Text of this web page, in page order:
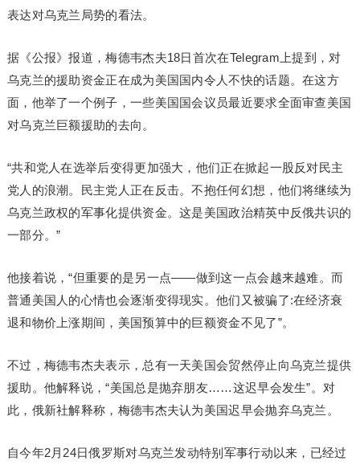
表达对乌克兰局势的看法。
据《公报》报道，梅德韦杰夫18日首次在Telegram上提到，对
乌克兰的援助资金正在成为美国国内令人不快的话题。在这方
面，他举了一个例子，一些美国国会议员最近要求全面审查美国
对乌克兰巨额援助的去向。
“共和党人在选举后变得更加强大，他们正在掀起一股反对民主
党人的浪潮。民主党人正在反击。不抱任何幻想，他们将继续为
乌克兰政权的军事化提供资金。这是美国政治精英中反俄共识的
一部分。”
他接着说，“但重要的是另一点——做到这一点会越来越难。而
普通美国人的心情也会逐渐变得现实。他们又被骗了:在经济衰
退和物价上涨期间，美国预算中的巨额资金不见了”。
不过，梅德韦杰夫表示，总有一天美国会贸然停止向乌克兰提供
援助。他解释说，“美国总是抛弃朋友……这迟早会发生”。对
此，俄新社解释称，梅德韦杰夫认为美国迟早会抛弃乌克兰。
自今年2月24日俄罗斯对乌克兰发动特别军事行动以来，已经过